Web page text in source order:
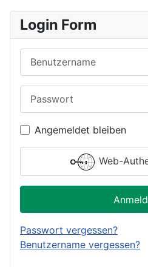
Login Form
Angemeldet bleiben
Web-
Passwort vergessen?
Benutzername vergessen?